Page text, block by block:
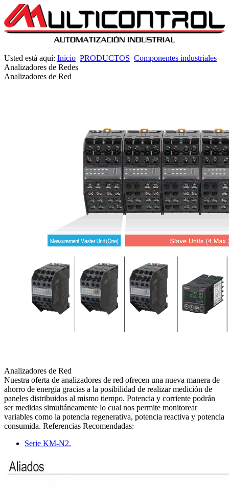
Usted está aquí: Inicio PRODUCTOS Componentes industriales
Analizadores de Redes
Analizadores de Red
Analizadores de Red
Nuestra oferta de analizadores de red ofrecen una nueva manera de
ahorro de energía gracias a la posibilidad de realizar medición de
paneles distribuidos al mismo tiempo. Potencia y corriente podrán
ser medidas simultáneamente lo cual nos permite monitorear
variables como la potencia regenerativa, potencia reactiva y potencia
consumida. Referencias Recomendadas:
Serie KM-N2.